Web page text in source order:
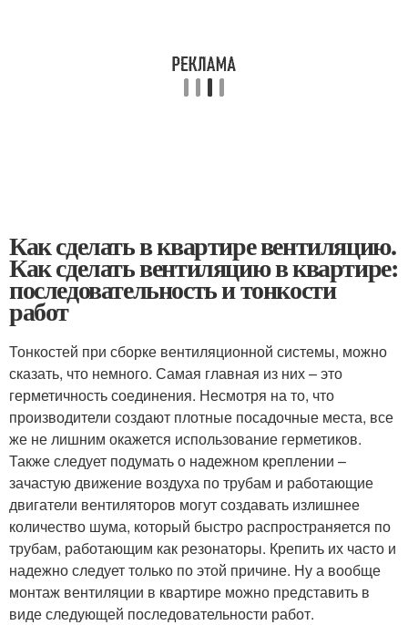
Как сделать в квартире вентиляцию.
Как сделать вентиляцию в квартире:
последовательность и тонкости
работ
Тонкостей при сборке вентиляционной системы, можно
сказать, что немного. Самая главная из них – это
герметичность соединения. Несмотря на то, что
производители создают плотные посадочные места, все
же не лишним окажется использование герметиков.
Также следует подумать о надежном креплении –
зачастую движение воздуха по трубам и работающие
двигатели вентиляторов могут создавать излишнее
количество шума, который быстро распространяется по
трубам, работающим как резонаторы. Крепить их часто и
надежно следует только по этой причине. Ну а вообще
монтаж вентиляции в квартире можно представить в
виде следующей последовательности работ.